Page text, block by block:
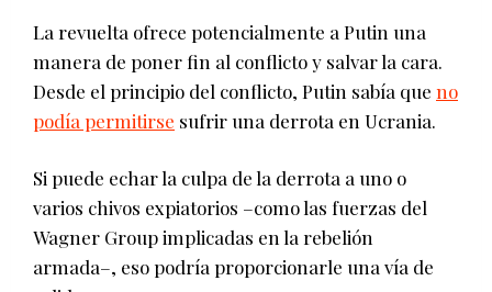
La revuelta ofrece potencialmente a Putin una
manera de poner fin al conflicto y salvar la cara.
Desde el principio del conflicto, Putin sabía que no
podía permitirse sufrir una derrota en Ucrania.
Si puede echar la culpa de la derrota a uno o
varios chivos expiatorios –como las fuerzas del
Wagner Group implicadas en la rebelión
armada–, eso podría proporcionarle una vía de